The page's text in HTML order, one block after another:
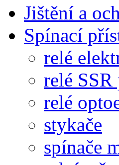
Jištění a
Spínací
relé
relé
relé
stykače
spínače